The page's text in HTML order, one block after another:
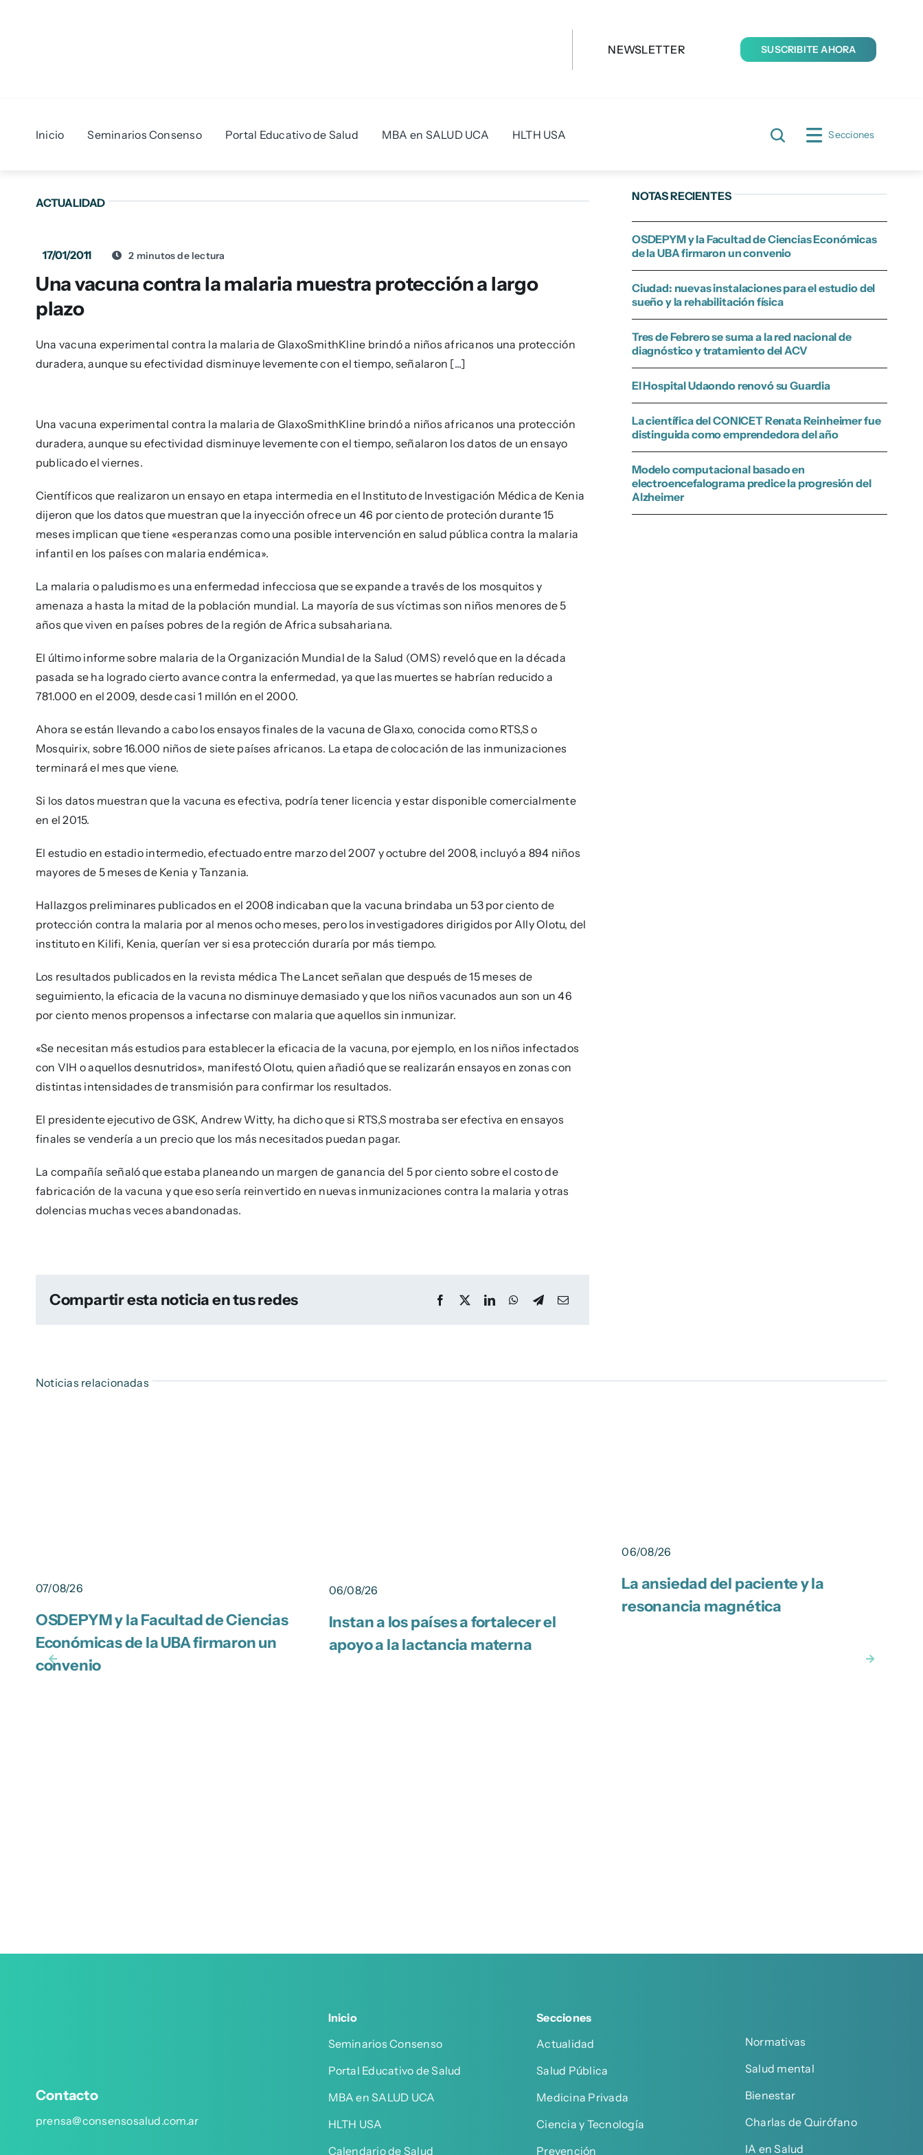
NEWSLETTER SUSCRIBITE AHORA
Inicio Seminarios Consenso Portal Educativo de Salud MBA en SALUD UCA HLTH USA Secciones
ACTUALIDAD
17/01/2011 2 minutos de lectura
Una vacuna contra la malaria muestra protección a largo
plazo
Una vacuna experimental contra la malaria de GlaxoSmithKline brindó a niños africanos una protección
duradera, aunque su efectividad disminuye levemente con el tiempo, señalaron [...]
Una vacuna experimental contra la malaria de GlaxoSmithKline brindó a niños africanos una protección
duradera, aunque su efectividad disminuye levemente con el tiempo, señalaron los datos de un ensayo
publicado el viernes.
Científicos que realizaron un ensayo en etapa intermedia en el Instituto de Investigación Médica de Kenia
dijeron que los datos que muestran que la inyección ofrece un 46 por ciento de proteción durante 15
meses implican que tiene «esperanzas como una posible intervención en salud pública contra la malaria
infantil en los países con malaria endémica».
La malaria o paludismo es una enfermedad infecciosa que se expande a través de los mosquitos y
amenaza a hasta la mitad de la población mundial. La mayoría de sus víctimas son niños menores de 5
años que viven en países pobres de la región de Africa subsahariana.
El último informe sobre malaria de la Organización Mundial de la Salud (OMS) reveló que en la década
pasada se ha logrado cierto avance contra la enfermedad, ya que las muertes se habrían reducido a
781.000 en el 2009, desde casi 1 millón en el 2000.
Ahora se están llevando a cabo los ensayos finales de la vacuna de Glaxo, conocida como RTS,S o
Mosquirix, sobre 16.000 niños de siete países africanos. La etapa de colocación de las inmunizaciones
terminará el mes que viene.
Si los datos muestran que la vacuna es efectiva, podría tener licencia y estar disponible comercialmente
en el 2015.
El estudio en estadio intermedio, efectuado entre marzo del 2007 y octubre del 2008, incluyó a 894 niños
mayores de 5 meses de Kenia y Tanzania.
Hallazgos preliminares publicados en el 2008 indicaban que la vacuna brindaba un 53 por ciento de
protección contra la malaria por al menos ocho meses, pero los investigadores dirigidos por Ally Olotu, del
instituto en Kilifi, Kenia, querían ver si esa protección duraría por más tiempo.
Los resultados publicados en la revista médica The Lancet señalan que después de 15 meses de
seguimiento, la eficacia de la vacuna no disminuye demasiado y que los niños vacunados aun son un 46
por ciento menos propensos a infectarse con malaria que aquellos sin inmunizar.
«Se necesitan más estudios para establecer la eficacia de la vacuna, por ejemplo, en los niños infectados
con VIH o aquellos desnutridos», manifestó Olotu, quien añadió que se realizarán ensayos en zonas con
distintas intensidades de transmisión para confirmar los resultados.
El presidente ejecutivo de GSK, Andrew Witty, ha dicho que si RTS,S mostraba ser efectiva en ensayos
finales se vendería a un precio que los más necesitados puedan pagar.
La compañía señaló que estaba planeando un margen de ganancia del 5 por ciento sobre el costo de
fabricación de la vacuna y que eso sería reinvertido en nuevas inmunizaciones contra la malaria y otras
dolencias muchas veces abandonadas.
Compartir esta noticia en tus redes
NOTAS RECIENTES
OSDEPYM y la Facultad de Ciencias Económicas
de la UBA firmaron un convenio
Ciudad: nuevas instalaciones para el estudio del
sueño y la rehabilitación física
Tres de Febrero se suma a la red nacional de
diagnóstico y tratamiento del ACV
El Hospital Udaondo renovó su Guardia
La científica del CONICET Renata Reinheimer fue
distinguida como emprendedora del año
Modelo computacional basado en
electroencefalograma predice la progresión del
Alzheimer
Noticias relacionadas
07/08/26
OSDEPYM y la Facultad de Ciencias
Económicas de la UBA firmaron un
convenio
06/08/26
Instan a los países a fortalecer el
apoyo a la lactancia materna
06/08/26
La ansiedad del paciente y la
resonancia magnética
Contacto
prensa@consensosalud.com.ar
Inicio
Seminarios Consenso
Portal Educativo de Salud
MBA en SALUD UCA
HLTH USA
Calendario de Salud
Secciones
Actualidad
Salud Pública
Medicina Privada
Ciencia y Tecnología
Prevención
Normativas
Salud mental
Bienestar
Charlas de Quirófano
IA en Salud